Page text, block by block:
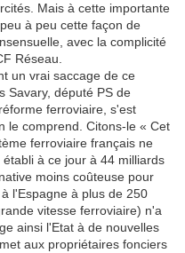
Mais à cette importante
à peu cette façon de
avec la complicité
Réseau.
un vrai saccage de ce
Savary, député PS de
ferroviaire, s'est
le comprend. Citons‑le « Cet
ferroviaire français ne
à ce jour à 44 milliards
moins coûteuse pour
l'Espagne à plus de 250
vitesse ferroviaire) n'a
ainsi l'Etat à de nouvelles
aux propriétaires fonciers